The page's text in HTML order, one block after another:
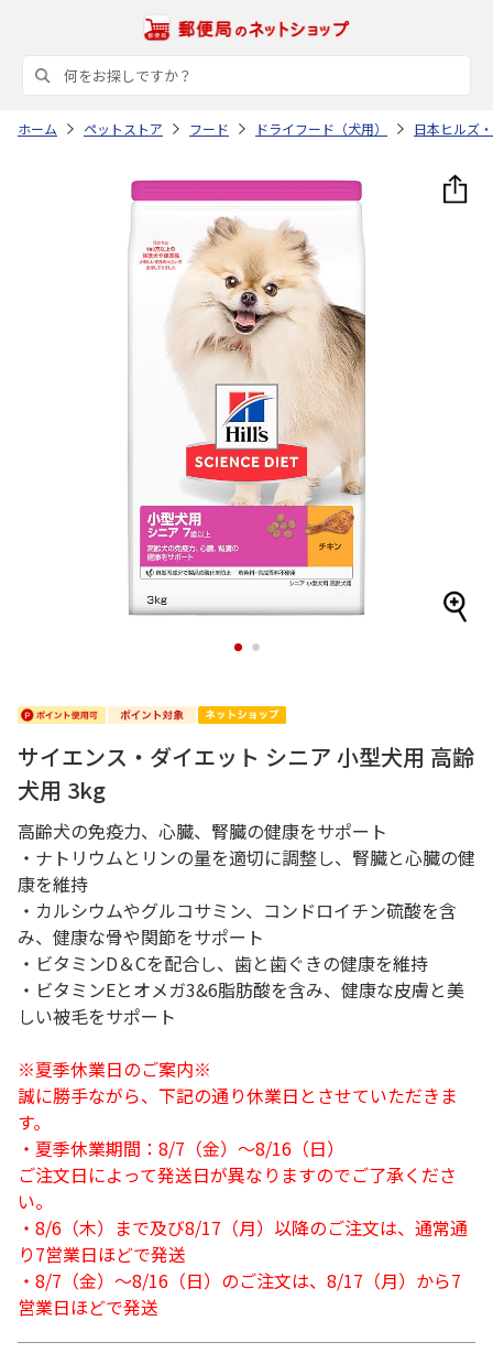
ホーム ペットストア フード ドライフード（犬用） 日本ヒルズ
1 2
サイエンス・ダイエット シニア 小型犬用 高齢
犬用 3kg
高齢犬の免疫力、心臓、腎臓の健康をサポート
・ナトリウムとリンの量を適切に調整し、腎臓と心臓の健
康を維持
・カルシウムやグルコサミン、コンドロイチン硫酸を含
み、健康な骨や関節をサポート
・ビタミンD＆Cを配合し、歯と歯ぐきの健康を維持
・ビタミンEとオメガ3&6脂肪酸を含み、健康な皮膚と美
しい被毛をサポート
※夏季休業日のご案内※
誠に勝手ながら、下記の通り休業日とさせていただきま
す。
・夏季休業期間：8/7（金）～8/16（日）
ご注文日によって発送日が異なりますのでご了承くださ
い。
・8/6（木）まで及び8/17（月）以降のご注文は、通常通
り7営業日ほどで発送
・8/7（金）～8/16（日）のご注文は、8/17（月）から7
営業日ほどで発送